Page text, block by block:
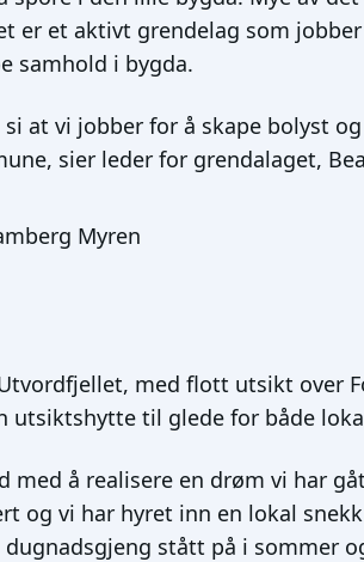
er et aktivt grendelag som
samhold i bygda.
at vi jobber for å skape bolyst
sier leder for grendalaget,
Myren
med flott utsikt over
utsiktshytte til glede for både
med å realisere en drøm vi har
og vi har hyret inn en lokal
dugnadsgjeng stått på i sommer